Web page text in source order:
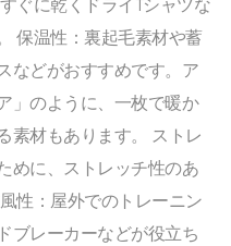
ぐに乾くドライTシャツな
保温性：裏起毛素材や蓄
などがおすすめです。ア
」のように、一枚で暖か
素材もあります。 ストレ
めに、ストレッチ性のあ
性：屋外でのトレーニン
ブレーカーなどが役立ち